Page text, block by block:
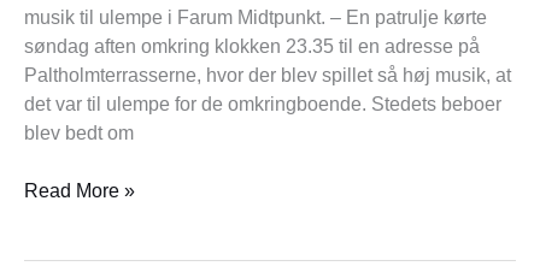
musik til ulempe i Farum Midtpunkt. – En patrulje kørte
søndag aften omkring klokken 23.35 til en adresse på
Paltholmterrasserne, hvor der blev spillet så høj musik, at
det var til ulempe for de omkringboende. Stedets beboer
blev bedt om
Read More »